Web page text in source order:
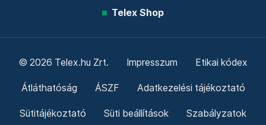
Telex Shop
© 2026 Telex.hu Zrt. Impresszum Etikai kódex
Átláthatóság ÁSZF Adatkezelési tájékoztató
Sütitájékoztató Süti beállítások Szabályzatok